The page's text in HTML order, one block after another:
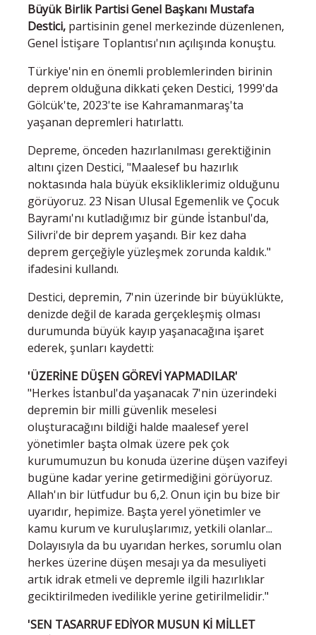
Büyük Birlik Partisi Genel Başkanı Mustafa
Destici, partisinin genel merkezinde düzenlenen,
Genel İstişare Toplantısı'nın açılışında konuştu.
Türkiye'nin en önemli problemlerinden birinin
deprem olduğuna dikkati çeken Destici, 1999'da
Gölcük'te, 2023'te ise Kahramanmaraş'ta
yaşanan depremleri hatırlattı.
Depreme, önceden hazırlanılması gerektiğinin
altını çizen Destici, "Maalesef bu hazırlık
noktasında hala büyük eksikliklerimiz olduğunu
görüyoruz. 23 Nisan Ulusal Egemenlik ve Çocuk
Bayramı'nı kutladığımız bir günde İstanbul'da,
Silivri'de bir deprem yaşandı. Bir kez daha
deprem gerçeğiyle yüzleşmek zorunda kaldık."
ifadesini kullandı.
Destici, depremin, 7'nin üzerinde bir büyüklükte,
denizde değil de karada gerçekleşmiş olması
durumunda büyük kayıp yaşanacağına işaret
ederek, şunları kaydetti:
'ÜZERİNE DÜŞEN GÖREVİ YAPMADILAR'
"Herkes İstanbul'da yaşanacak 7'nin üzerindeki
depremin bir milli güvenlik meselesi
oluşturacağını bildiği halde maalesef yerel
yönetimler başta olmak üzere pek çok
kurumumuzun bu konuda üzerine düşen vazifeyi
bugüne kadar yerine getirmediğini görüyoruz.
Allah'ın bir lütfudur bu 6,2. Onun için bu bize bir
uyarıdır, hepimize. Başta yerel yönetimler ve
kamu kurum ve kuruluşlarımız, yetkili olanlar...
Dolayısıyla da bu uyarıdan herkes, sorumlu olan
herkes üzerine düşen mesajı ya da mesuliyeti
artık idrak etmeli ve depremle ilgili hazırlıklar
geciktirilmeden ivedilikle yerine getirilmelidir."
'SEN TASARRUF EDİYOR MUSUN Kİ MİLLET